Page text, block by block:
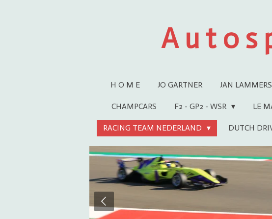
A u t o s
H O M E JO GARTNER JAN LAMMERS
CHAMPCARS F2 - GP2 - WSR LE
RACING TEAM NEDERLAND DUTCH